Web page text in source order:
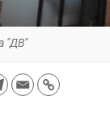
"ДВ"